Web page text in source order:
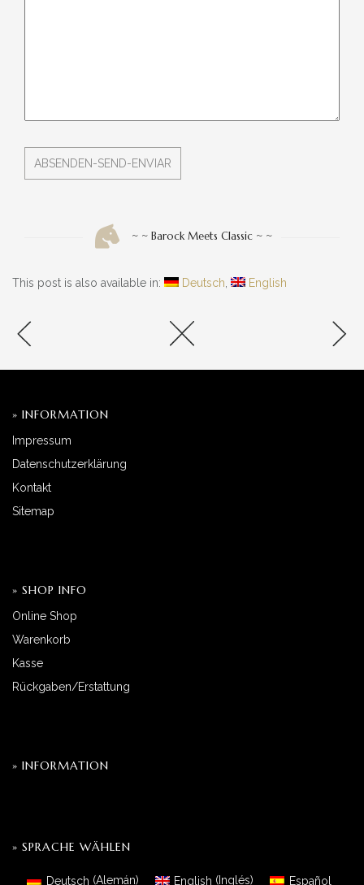
~ ~ Barock Meets Classic ~ ~
This post is also available in: Deutsch English
» INFORMATION
Impressum
Datenschutzerklärung
Kontakt
Sitemap
» SHOP INFO
Online Shop
Warenkorb
Kasse
Rückgaben/Erstattung
» INFORMATION
» SPRACHE WÄHLEN
Deutsch (Alemán) English ( Inglés) Español